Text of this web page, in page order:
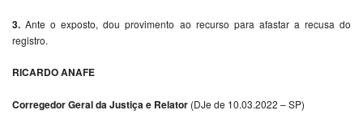
3.Ante o exposto, dou provimento ao recurso para afastar a recusa do
registro.
RICARDO ANAFE
Corregedor Geral da Justiça e Relator (DJe de 10.03.2022 – SP)